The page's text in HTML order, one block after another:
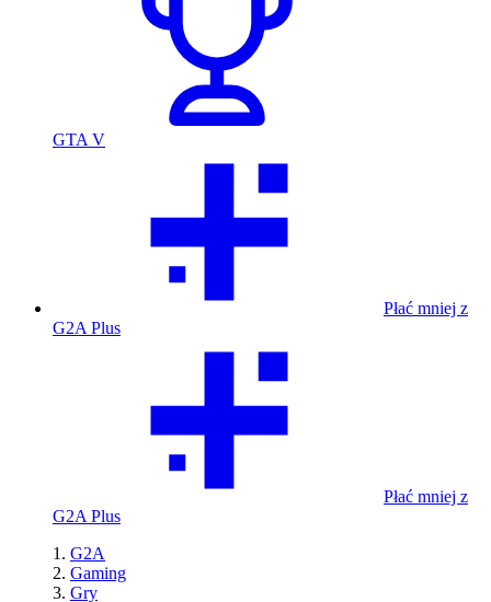
GTA V
Płać mniej z
G2A Plus
Płać mniej z
G2A Plus
G2A
Gaming
Gry